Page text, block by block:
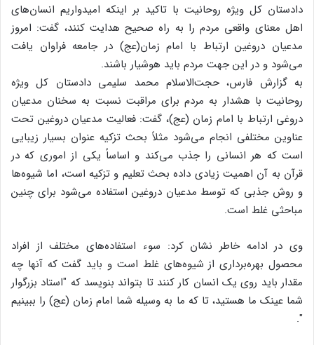
دادستان کل ویژه روحانیت با تاکید بر اینکه امیدواریم انسان‌های
اهل معنای واقعی مردم را به راه صحیح هدایت کنند، گفت: امروز
مدعیان دروغین ارتباط با امام زمان(عج) در جامعه فراوان یافت
می‌شود و در این جهت مردم باید هوشیار باشند.
به گزارش فارس، حجت‌الاسلام محمد سلیمی دادستان کل ویژه
روحانیت با هشدار به مردم برای مراقبت نسبت به سخنان مدعیان
دروغی ارتباط با امام زمان (عج)، گفت: فعالیت مدعیان دروغین تحت
عناوین مختلفی انجام می‌شود مثلاً بحث تزکیه عنوان بسیار زیبایی
است که هر انسانی را جذب می‌کند و اساساً یکی از اموری که در
قرآن به آن اهمیت زیادی داده بحث تعلیم و تزکیه است، اما شیوه‌ها
و روش جذبی که توسط مدعیان دروغین استفاده می‌شود برای چنین
مباحثی غلط است.
وی در ادامه خاطر نشان کرد: سوء استفاده‌های مختلف از افراد
محصول بهره‌برداری از شیوه‌های غلط است و باید گفت که آنها چه
مقدار باید روی یک انسان کار کنند تا بتواند بنویسد که "استاد بزرگوار
شما عینک ما هستید، تا که ما به وسیله شما امام زمان (عج) را ببینیم
".